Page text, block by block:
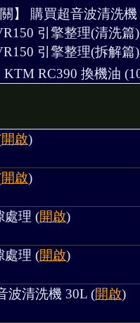
】 購買超音波清洗機
引擎整理(清洗篇)
引擎整理(拆解篇)
KTM RC390 換機油
開啟)
開啟)
處理 (開啟)
處理 (開啟)
波清洗機 30L (開啟)